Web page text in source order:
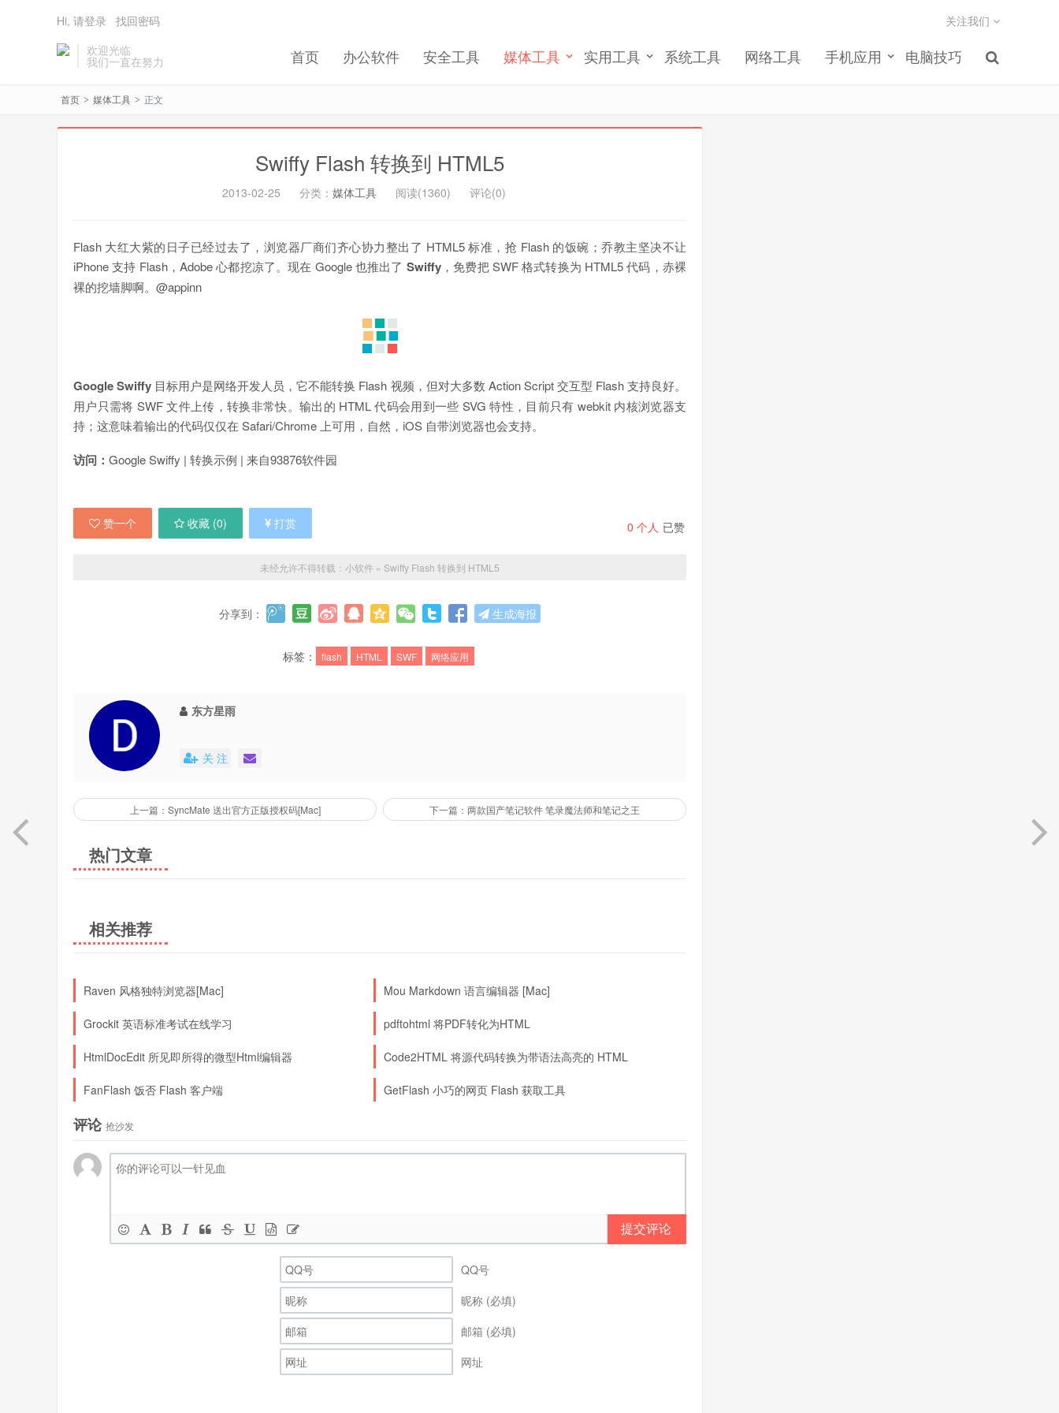
欢迎光临
我们一直在努力 首页 办公软件 安全工具 媒体工具 实用工具 系统工具 网络工具 手机应用 电脑技巧
关注我们
Hi, 请登录 找回密码
首页 > 媒体工具 > 正文
Swiffy Flash 转换到 HTML5
2013-02-25 分类： 媒体工具 阅读(1360) 评论(0)
Flash 大红大紫的日子已经过去了，浏览器厂商们齐心协力整出了 HTML5 标准，抢 Flash 的饭碗；乔教主坚决不让
iPhone 支持 Flash，Adobe 心都挖凉了。现在 Google 也推出了 Swiffy，免费把 SWF 格式转换为 HTML5 代码，赤裸
裸的挖墙脚啊。@appinn
Google Swiffy 目标用户是网络开发人员，它不能转换 Flash 视频，但对大多数 Action Script 交互型 Flash 支持良好。
用户只需将 SWF 文件上传，转换非常快。输出的 HTML 代码会用到一些 SVG 特性，目前只有 webkit 内核浏览器支
持；这意味着输出的代码仅仅在 Safari/Chrome 上可用，自然，iOS 自带浏览器也会支持。
访问： Google Swiffy | 转换示例 | 来自93876软件园
0 个人 已赞
赞一个 收藏 (0) 打赏
未经允许不得转载： 小软件 » Swiffy Flash 转换到 HTML5
分享到： 生成海报
标签： flash HTML SWF 网络应用
东方星雨
关 注
上一篇：SyncMate 送出官方正版授权码[Mac] 下一篇：两款国产笔记软件 笔录魔法师和笔记之王
热门文章
相关推荐
Raven 风格独特浏览器[Mac] Mou Markdown 语言编辑器 [Mac]
Grockit 英语标准考试在线学习 pdftohtml 将PDF转化为HTML
HtmlDocEdit 所见即所得的微型Html编辑器 Code2HTML 将源代码转换为带语法高亮的 HTML
FanFlash 饭否 Flash 客户端 GetFlash 小巧的网页 Flash 获取工具
评论 抢沙发
提交评论
QQ号
昵称 (必填)
邮箱 (必填)
网址